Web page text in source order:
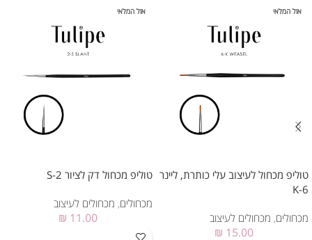
אזל המלאי
טוליפ מכחול לעיצוב עלי כותרת, ליינר
6-K
מכחולים, מכחולים לעיצוב
₪ 15.00
אזל המלאי
טוליפ מכחול דק לציור 2-S
מכחולים, מכחולים לעיצוב
₪ 11.00